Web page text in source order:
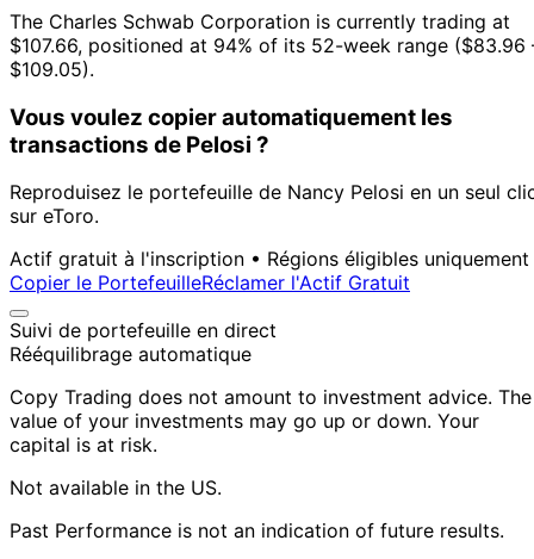
The Charles Schwab Corporation is currently trading at
$107.66, positioned at 94% of its 52-week range ($83.96
$109.05).
Vous voulez copier automatiquement les
transactions de Pelosi ?
Reproduisez le portefeuille de Nancy Pelosi en un seul
sur eToro.
Actif gratuit à l'inscription • Régions éligibles uniquement
Copier le PortefeuilleRéclamer l'Actif Gratuit
Suivi de portefeuille en direct
Rééquilibrage automatique
Copy Trading does not amount to investment advice. The
value of your investments may go up or down. Your
capital is at risk.
Not available in the US.
Past Performance is not an indication of future results.